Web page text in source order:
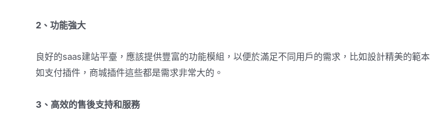
2、功能強大
良好的saas建站平臺，應該提供豐富的功能模組，以便於滿足不同用戶的需求，比如設計精美的範
如支付插件，商城插件這些都是需求非常大的。
3、高效的售後支持和服務